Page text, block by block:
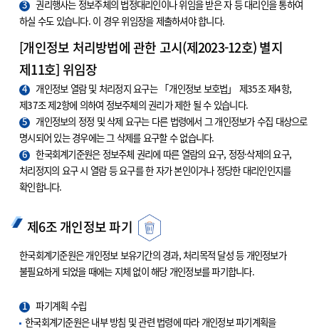
3
권리행사는 정보주체의 법정대리인이나 위임을 받은 자 등 대리인을 통하여
하실 수도 있습니다. 이 경우 위임장을 제출하셔야 합니다.
[개인정보 처리방법에 관한 고시(제2023-12호) 별지
제11호] 위임장
4
개인정보 열람 및 처리정지 요구는 「개인정보 보호법」 제35조 제4항,
제37조 제2항에 의하여 정보주체의 권리가 제한 될 수 있습니다.
5
개인정보의 정정 및 삭제 요구는 다른 법령에서 그 개인정보가 수집 대상으로
명시되어 있는 경우에는 그 삭제를 요구할 수 없습니다.
6
한국회계기준원은 정보주체 권리에 따른 열람의 요구, 정정·삭제의 요구,
처리정지의 요구 시 열람 등 요구를 한 자가 본인이거나 정당한 대리인인지를
확인합니다.
제6조 개인정보 파기
한국회계기준원은 개인정보 보유기간의 경과, 처리목적 달성 등 개인정보가
불필요하게 되었을 때에는 지체 없이 해당 개인정보를 파기합니다.
1
파기계획 수립
한국회계기준원은 내부 방침 및 관련 법령에 따라 개인정보 파기계획을